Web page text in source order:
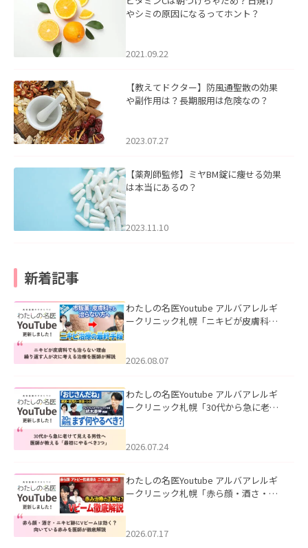
やシミの原因になるってホント？
2021.09.22
【教えてドクター】防風通聖散の効果
や副作用は？長期服用は危険なの？
2023.07.27
【薬剤師監修】ミヤBM錠に痩せる効果
は本当にあるの？
2023.11.10
新着記事
わたしの名医Youtube アルバアレルギ
ークリニック札幌「ニキビが皮膚科で
ました。
2026.08.07
わたしの名医Youtube アルバアレルギ
ークリニック札幌「30代から急に老け
た。
2026.07.24
わたしの名医Youtube アルバアレルギ
ークリニック札幌「赤ら顔・酒さ・ニ
した。
2026.07.17